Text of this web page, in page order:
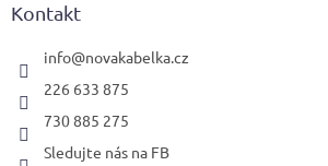
Kontakt
info@novakabelka.cz
226 633 875
730 885 275
Sledujte nás na FB